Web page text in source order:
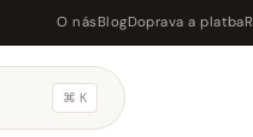
O nás BlogDoprava a platba
⌘ K